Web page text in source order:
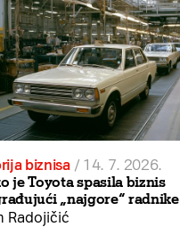
biznisa / 14. 7. 2026.
je Toyota spasila biznis
„najgore“ radnike
Radojičić